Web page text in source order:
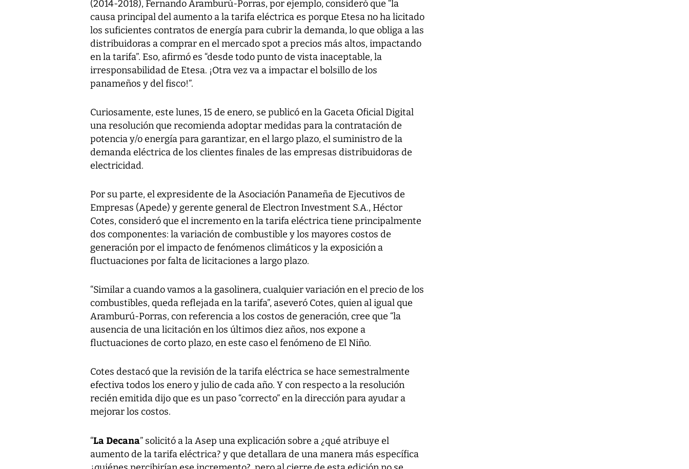
(2014-2018), Fernando Aramburú-Porras, por ejemplo, consideró que “la
causa principal del aumento a la tarifa eléctrica es porque Etesa no ha licitado
los suficientes contratos de energía para cubrir la demanda, lo que obliga a las
distribuidoras a comprar en el mercado spot a precios más altos, impactando
en la tarifa”. Eso, afirmó es “desde todo punto de vista inaceptable, la
irresponsabilidad de Etesa. ¡Otra vez va a impactar el bolsillo de los
panameños y del fisco!”.
Curiosamente, este lunes, 15 de enero, se publicó en la Gaceta Oficial Digital
una resolución que recomienda adoptar medidas para la contratación de
potencia y/o energía para garantizar, en el largo plazo, el suministro de la
demanda eléctrica de los clientes finales de las empresas distribuidoras de
electricidad.
Por su parte, el expresidente de la Asociación Panameña de Ejecutivos de
Empresas (Apede) y gerente general de Electron Investment S.A., Héctor
Cotes, consideró que el incremento en la tarifa eléctrica tiene principalmente
dos componentes: la variación de combustible y los mayores costos de
generación por el impacto de fenómenos climáticos y la exposición a
fluctuaciones por falta de licitaciones a largo plazo.
“Similar a cuando vamos a la gasolinera, cualquier variación en el precio de los
combustibles, queda reflejada en la tarifa”, aseveró Cotes, quien al igual que
Aramburú-Porras, con referencia a los costos de generación, cree que “la
ausencia de una licitación en los últimos diez años, nos expone a
fluctuaciones de corto plazo, en este caso el fenómeno de El Niño.
Cotes destacó que la revisión de la tarifa eléctrica se hace semestralmente
efectiva todos los enero y julio de cada año. Y con respecto a la resolución
recién emitida dijo que es un paso “correcto” en la dirección para ayudar a
mejorar los costos.
“La Decana” solicitó a la Asep una explicación sobre a ¿qué atribuye el
aumento de la tarifa eléctrica? y que detallara de una manera más específica